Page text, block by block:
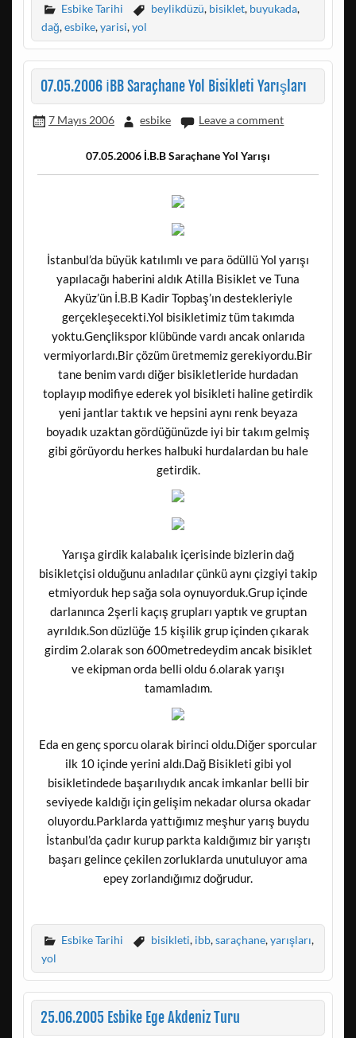
Esbike Tarihi beylikdüzü, bisiklet, buyukada,
dağ,esbike,yarisi,yol
07.05.2006 İBB Saraçhane Yol Bisikleti Yarışları
7 Mayıs 2006 esbike Leave a comment
07.05.2006 İ.B.B Saraçhane Yol Yarışı
İstanbul’da büyük katılımlı ve para ödüllü Yol yarışı
yapılacağı haberini aldık Atilla Bisiklet ve Tuna
Akyüz’ün İ.B.B Kadir Topbaş’ın destekleriyle
gerçekleşecekti.Yol bisikletimiz tüm takımda
yoktu.Gençlikspor klübünde vardı ancak onlarıda
vermiyorlardı.Bir çözüm üretmemiz gerekiyordu.Bir
tane benim vardı diğer bisikletleride hurdadan
toplayıp modifiye ederek yol bisikleti haline getirdik
yeni jantlar taktık ve hepsini aynı renk beyaza
boyadık uzaktan gördüğünüzde iyi bir takım gelmiş
gibi görüyordu herkes halbuki hurdalardan bu hale
getirdik.
Yarışa girdik kalabalık içerisinde bizlerin dağ
bisikletçisi olduğunu anladılar çünkü aynı çizgiyi takip
etmiyorduk hep sağa sola oynuyorduk.Grup içinde
darlanınca 2şerli kaçış grupları yaptık ve gruptan
ayrıldık.Son düzlüğe 15 kişilik grup içinden çıkarak
girdim 2.olarak son 600metredeydim ancak bisiklet
ve ekipman orda belli oldu 6.olarak yarışı
tamamladım.
Eda en genç sporcu olarak birinci oldu.Diğer sporcular
ilk 10 içinde yerini aldı.Dağ Bisikleti gibi yol
bisikletindede başarılıydık ancak imkanlar belli bir
seviyede kaldığı için gelişim nekadar olursa okadar
oluyordu.Parklarda yattığımız meşhur yarış buydu
İstanbul’da çadır kurup parkta kaldığımız bir yarıştı
başarı gelince çekilen zorluklarda unutuluyor ama
epey zorlandığımız doğrudur.
Esbike Tarihi bisikleti, ibb,saraçhane,yarışları,
yol
25.06.2005 Esbike Ege Akdeniz Turu